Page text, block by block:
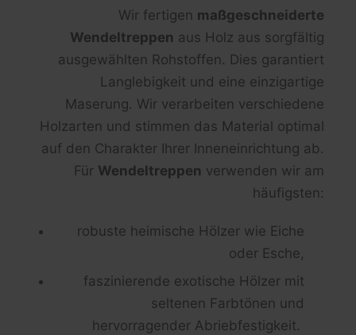
Wir fertigen maßgeschneiderte
Wendeltreppen aus Holz aus sorgfältig
ausgewählten Rohstoffen. Dies garantiert
Langlebigkeit und eine einzigartige
Maserung. Wir verarbeiten verschiedene
Holzarten und stimmen das Material optimal
auf den Charakter Ihrer Inneneinrichtung ab.
Für Wendeltreppen verwenden wir am
häufigsten:
robuste heimische Hölzer wie Eiche
oder Esche,
faszinierende exotische Hölzer mit
seltenen Farbtönen und
hervorragender Abriebfestigkeit.